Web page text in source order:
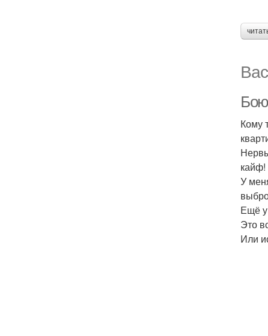
Кому
кайф!
У
Ещё
Это
Или